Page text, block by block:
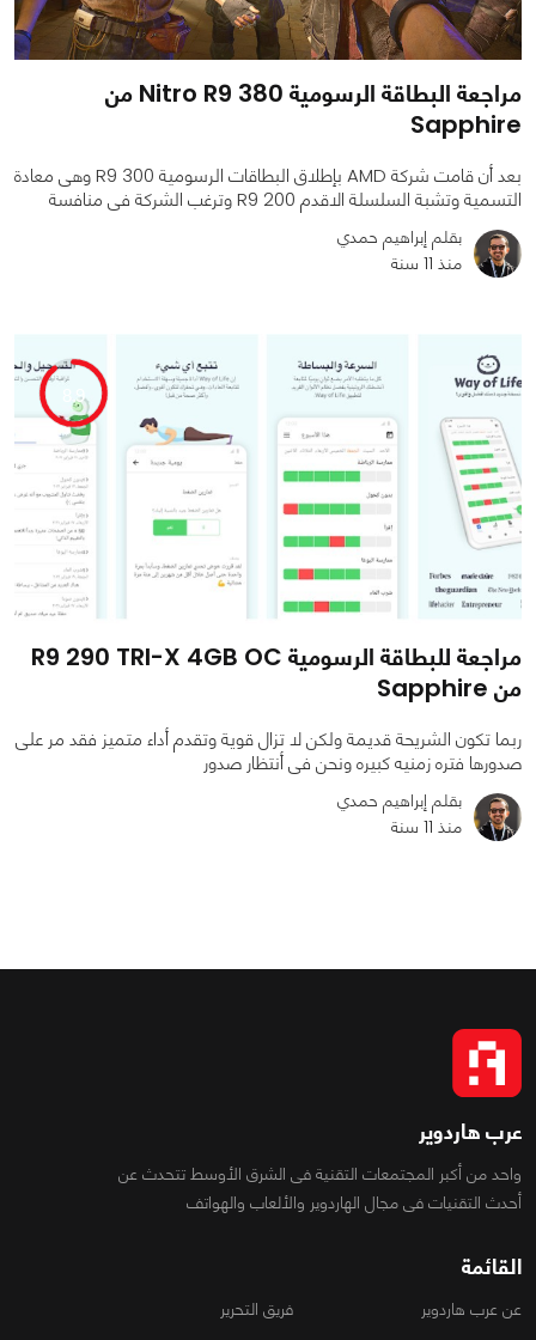
مراجعة البطاقة الرسومية Nitro R9 380 من
Sapphire
بعد أن قامت شركة AMD بإطلاق البطاقات الرسومية R9 300 وهى معادة
التسمية وتشبة السلسلة الاقدم R9 200 وترغب الشركة فى منافسة
بقلم إبراهيم حمدي
منذ 11 سنة
8.9
مراجعة للبطاقة الرسومية R9 290 TRI-X 4GB OC
من Sapphire
ربما تكون الشريحة قديمة ولكن لا تزال قوية وتقدم أداء متميز فقد مر على
صدورها فتره زمنيه كبيره ونحن فى أنتظار صدور
بقلم إبراهيم حمدي
منذ 11 سنة
عرب هاردوير
واحد من أكبر المجتمعات التقنية فى الشرق الأوسط تتحدث عن
أحدث التقنيات فى مجال الهاردوير والألعاب والهواتف
القائمة
عن عرب هاردوير
فريق التحرير